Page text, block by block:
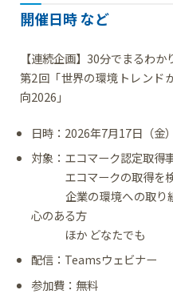
開催日時 など
【連続企画】30分でまるわ
第2回「世界の環境トレンド
向2026」
日時：2026年7月17日（金
対象：エコマーク認定取得
エコマークの取得を検
企業の環境への取り組
心のある方
ほか どなたでも
配信：Teamsウェビナー
参加費：無料